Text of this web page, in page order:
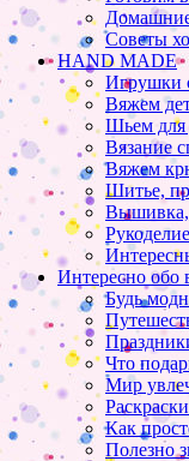
Советы
HAND MADE
Игрушки
Вяжем
Шьем для
Вязание
Вяжем
Шитье,
Рукоделие
Интересно обо
Будь
Что
Мир
Как
Полезно